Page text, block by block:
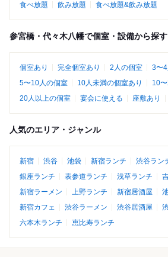
食べ放題
飲み放題 食べ放題&飲み放題
参宮橋・代々木八幡で個室・設備から探す
個室あり 完全個室あり 2人の個室
3〜
5〜10人の個室
10人未満の個室あり
10
20人以上の個室
宴会に使える 座敷あり
人気のエリア・ジャンル
新宿 渋谷 池袋 新宿ランチ 渋谷ラン
銀座ランチ
表参道ランチ 浅草ランチ
新宿ラーメン
上野ランチ 新宿居酒屋
新宿カフェ
渋谷ラーメン 渋谷居酒屋
六本木ランチ
恵比寿ランチ